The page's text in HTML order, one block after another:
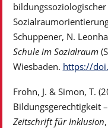
Schuppener, N.
Schule im Sozialraum
Wiesbaden. https://
Frohn, J. & Simon, T.
Bildungsgerechtigkeit
Zeitschrift für Inklusion